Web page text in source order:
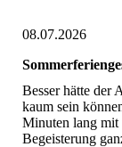
08.07.2026
Besser hätte der
kaum sein
Minuten lang
Begeisterung